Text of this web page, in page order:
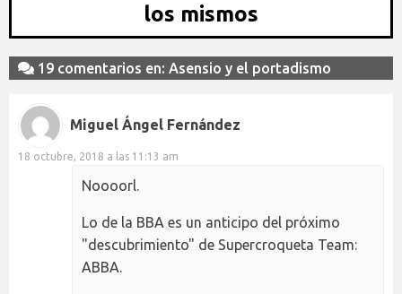
los mismos
19 comentarios en: Asensio y el portadismo
Miguel Ángel Fernández
18 octubre, 2018 a las 11:13 am
Noooorl.
Lo de la BBA es un anticipo del próximo
"descubrimiento" de Supercroqueta Team:
ABBA.